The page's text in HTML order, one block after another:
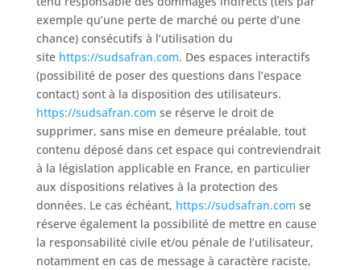
exemple qu’une perte de marché ou perte d’une
chance) consécutifs à l’utilisation du
site https://sudsafran.com. Des espaces interactifs
(possibilité de poser des questions dans l’espace
contact) sont à la disposition des utilisateurs.
https://sudsafran.com se réserve le droit de
supprimer, sans mise en demeure préalable, tout
contenu déposé dans cet espace qui contreviendrait
à la législation applicable en France, en particulier
aux dispositions relatives à la protection des
données. Le cas échéant, https://sudsafran.com se
réserve également la possibilité de mettre en cause
la responsabilité civile et/ou pénale de l’utilisateur,
notamment en cas de message à caractère raciste,